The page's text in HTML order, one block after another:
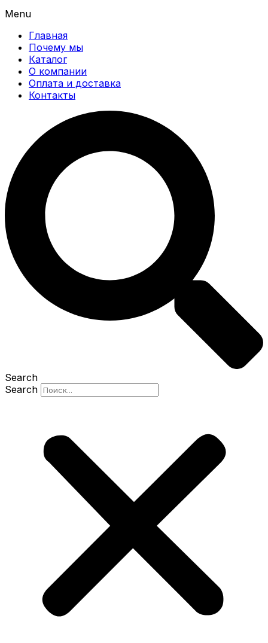
Menu
Главная
Почему мы
Каталог
О компании
Оплата и доставка
Контакты
Search
Search